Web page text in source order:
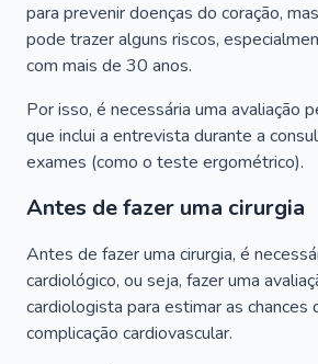
para prevenir doenças do coração,
pode trazer alguns riscos,
com mais de 30 anos.
Por isso, é necessária uma avaliação
que inclui a entrevista durante a
exames (como o teste ergométrico).
Antes de fazer uma cirurgia
Antes de fazer uma cirurgia, é
cardiológico, ou seja, fazer uma
cardiologista para estimar as chances
complicação cardiovascular.